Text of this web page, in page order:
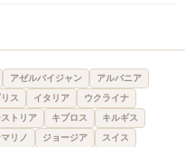
アゼルバイジャン
アルバニア
ス イタリア
ウクライナ
トリア キプロス
キルギス
リノ ジョージア
スイス